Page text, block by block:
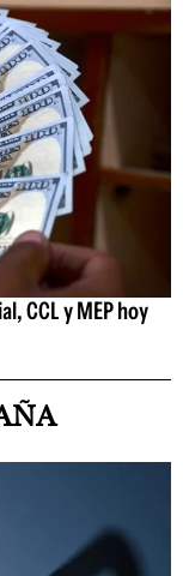
CCL y MEP hoy